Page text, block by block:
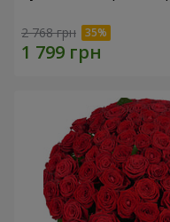
2 768 грн